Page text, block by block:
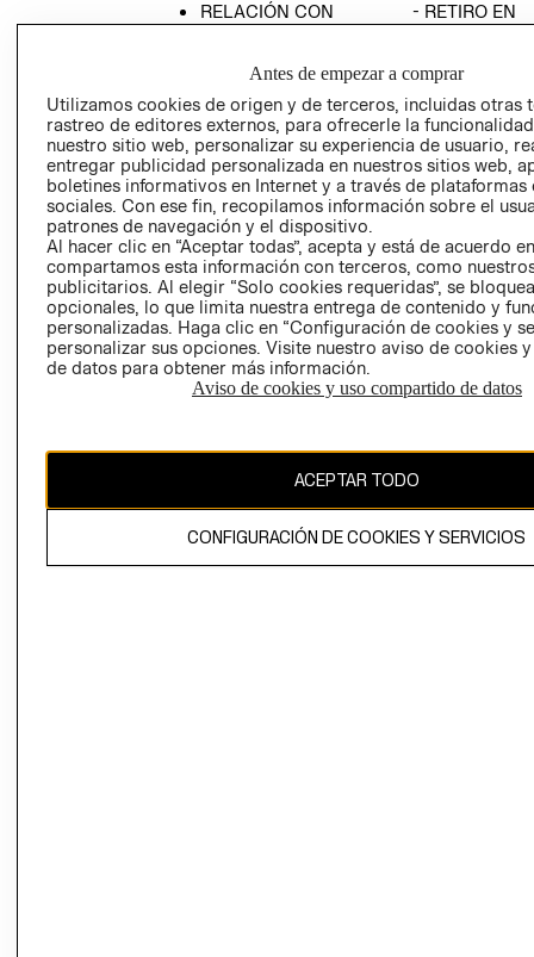
RELACIÓN CON
POLÍTICA
- RETIRO EN
TÉRMINOS Y
AVISO DE
PRIVACIDAD
GIFT CARD
AVISO DE
COOKIES
CAMBIAR REGIÓN
Antes de empezar a comprar
Utilizamos cookies de origen y de terceros, incluidas otras
rastreo de editores externos, para ofrecerle la
nuestro sitio web, personalizar su experiencia de usuario,
entregar publicidad personalizada en nuestros sitios web,
boletines informativos en Internet y a través de plataformas
sociales. Con ese fin, recopilamos información sobre el
patrones de navegación y el dispositivo.
Al hacer clic en “Aceptar todas”, acepta y está de acuerdo
compartamos esta información con terceros, como
publicitarios. Al elegir “Solo cookies requeridas”, se
opcionales, lo que limita nuestra entrega de contenido y
personalizadas. Haga clic en “Configuración de cookies y
personalizar sus opciones. Visite nuestro aviso de cookies
de datos para obtener más información.
Aviso de cookies y uso compartido de datos
ACEPTAR TODO
CONFIGURACIÓN DE COOKIES Y SERVICIOS